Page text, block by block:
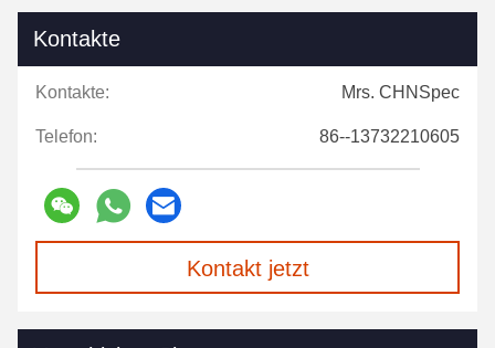
Kontakte
Kontakte: Mrs. CHNSpec
Telefon: 86--13732210605
Kontakt jetzt